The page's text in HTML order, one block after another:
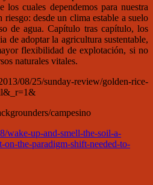
los cuales dependemos para nuestra
riesgo: desde un clima estable a suelo
de agua. Capítulo tras capítulo, los
de adoptar la agricultura sustentable,
flexibilidad de explotación, si no
naturales vitales.
08/25/sunday-review/golden-rice-
campesino
wake-up-and-smell-the-soil-a-
on-the-paradigm-shift-needed-to-